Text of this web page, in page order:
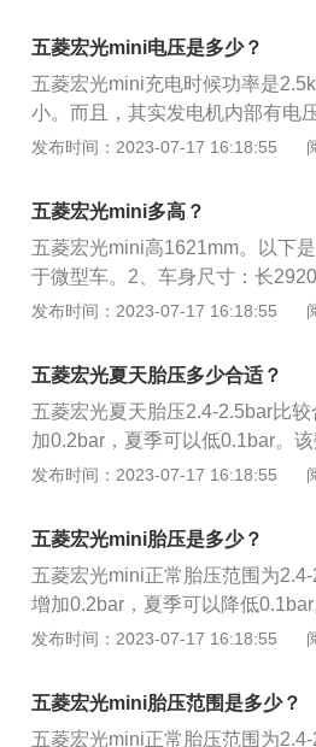
胎压故障灯亮起。对于传感器的
部位损伤，异常磨损；轮胎与地
强度急剧下降。车辆高速行驶，
现裂口，同时产生屈挠运动，导
安全。低压胎介绍：充气压力为
上；通常家用轿车充气胎压在
Pa，高压胎适用于大型载货/载
适当增高至0.6MPa左右。
五菱宏光mini电压是多少？
五菱宏光mini充电时候功率是
小。而且，其实发电机内部有电
压为14.2V，误差正负0.2V。电
用时，应每月充电一次，以延长
发布时间：2023-07-17 16:18:55
五菱宏光mini多高？
五菱宏光mini高1621mm。以下
于微型车。2、车身尺寸：长
m，前轮距为1290mm，整备质
0kw，总扭矩是85nm，匹配1挡
发布时间：2023-07-17 16:18:55
五菱宏光夏天胎压多少合适？
五菱宏光夏天胎压2.4-2.5bar比
加0.2bar，夏季可以低0.1bar。
五菱宏光s胎压监测可以通过按
无线发射器将压力信息从轮胎内
数据进行显示。当轮胎气压太低
过2.8bar就是过高，胎压低于
力、附着力会降低，影响制动效
低；加速轮胎胎面中央的花纹局
降，使汽车在行驶中受到的负荷
增大，油耗上升；造成方向盘很
发布时间：2023-07-17 16:18:55
五菱宏光mini胎压是多少？
五菱宏光mini正常胎压范围为
增加0.2bar，夏季可以降低
求。五菱宏光mini胎压监测可以
量会使轮胎直径变小，车速就会
从而提醒车主注意轮胎胎压不足
发布时间：2023-07-17 16:18:55
五菱宏光mini胎压范围是多少？
五菱宏光mini正常胎压范围为